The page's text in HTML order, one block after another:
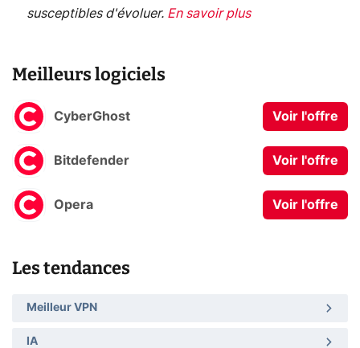
susceptibles d'évoluer. En savoir plus
Meilleurs logiciels
CyberGhost Voir l'offre
Bitdefender Voir l'offre
Opera Voir l'offre
Les tendances
Meilleur VPN
IA